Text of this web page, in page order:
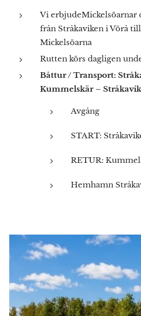
Vi erbjudeMickelsöarnar
från Stråkaviken i Vörå
Mickelsöarna
Rutten körs dagligen
Båttur / Transport:
Kummelskär –
Avgång
START:
RETUR:
Hemhamn